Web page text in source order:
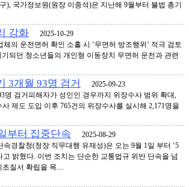
국가정보원(원장 이종석)은 지난해 9월부터 불법 총기
강화 2025-10-29
의 운전면허 확인 소홀 시 ‘무면허 방조행위’ 적극 검토
되던 청소년들의 개인형 이동장치 무면허 운전과 관련
3개월 93명 검거
2025-09-23
명 검거피해자가 성인인 경우까지 위장수사 범위 확대,
제도 도입 이후 765건의 위장수사를 실시해 2,171명을
부터 집중단속 2025-08-29
속경찰청(청장 직무대행 유재성)은 오는 9월 1일 부터 ‘5
밝혔다. 이번 조치는 단순한 교통법규 위반 단속을 넘
질서 확립을 목....